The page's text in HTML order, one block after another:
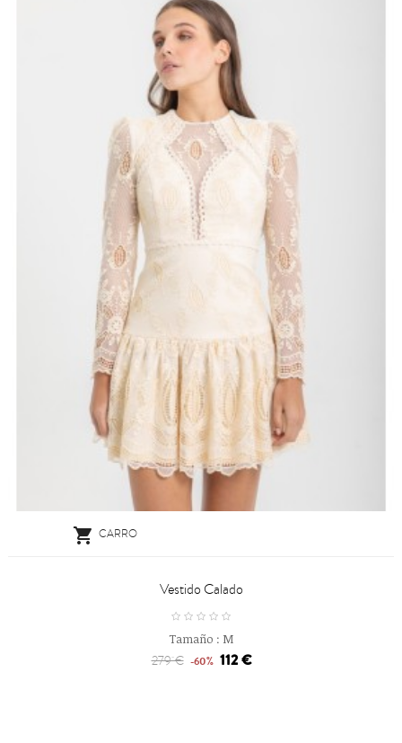
 CARRO
Vestido Calado
Tamaño : M
279 € -60% 112 €